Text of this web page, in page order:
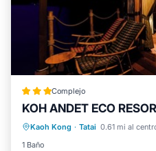
Complejo
KOH ANDET ECO
Kaoh Kong · Tatai 0.61 mi al
1 Baño
Desayuno
Balcón/Terraza